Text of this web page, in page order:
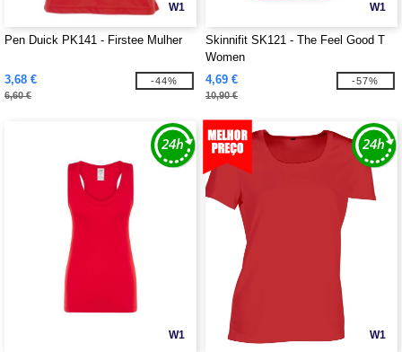
W1
Pen Duick PK141 - Firstee Mulher
3,68 €
6,60 €
-44%
W1
Skinnifit SK121 - The Feel Good T
Women
4,69 €
10,90 €
-57%
W1 W1